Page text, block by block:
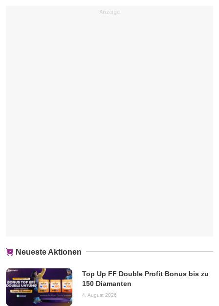
Anzeige
Neueste Aktionen
Top Up FF Double Profit Bonus bis zu
150 Diamanten
4. August 2026